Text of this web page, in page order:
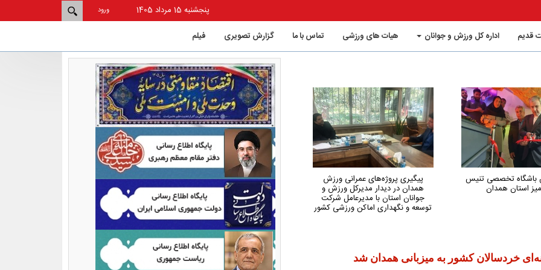
ورود
پنجشنبه 15 مرداد 1405
قدیم
اداره کل ورزش و جوانان هیات های ورزشی تماس با ما گزارش تصویری فيلم
عمرانی ورزش
دیدار مدیرکل ورزش و
همدان از استان‌های کم‌شکایت و
کم‌حاشیه کشور در حوزه ورزش است
خردسالان کشور به میزبانی همدان شد